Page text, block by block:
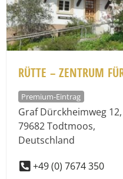
RÜTTE – ZENTRUM
Premium-Eintrag
Graf Dürckheimweg 12,
79682Todtmoos,
Deutschland
+49 (0) 7674 350